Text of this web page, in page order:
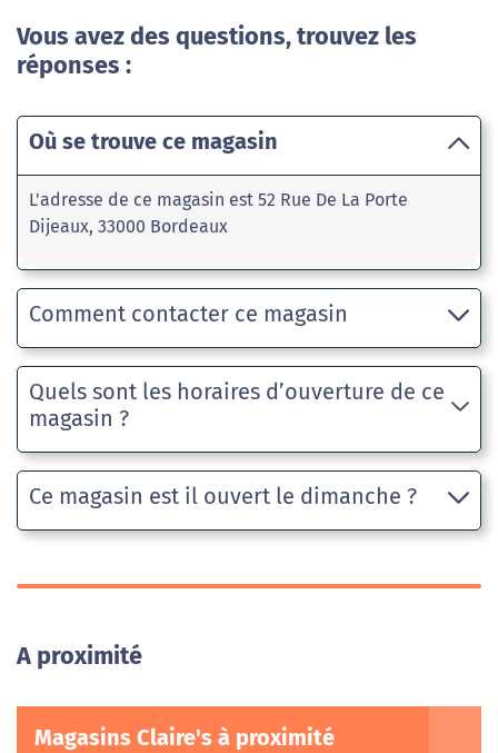
Vous avez des questions, trouvez les
réponses :
Où se trouve ce magasin
L'adresse de ce magasin est 52 Rue De La Porte
Dijeaux, 33000 Bordeaux
Comment contacter ce magasin
Quels sont les horaires d’ouverture de ce
magasin ?
Ce magasin est il ouvert le dimanche ?
A proximité
Magasins Claire's à proximité